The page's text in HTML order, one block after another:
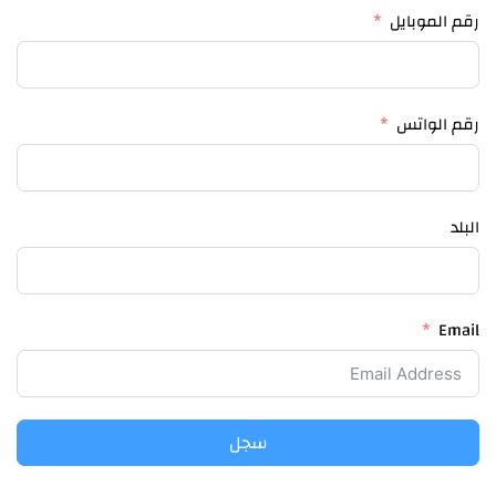
رقم الموبايل
رقم الواتس
البلد
Email
سجل